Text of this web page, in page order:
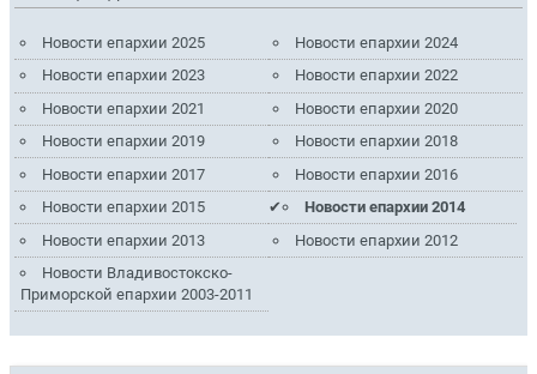
Новости епархии 2025
Новости епархии 2024
Новости епархии 2023
Новости епархии 2022
Новости епархии 2021
Новости епархии 2020
Новости епархии 2019
Новости епархии 2018
Новости епархии 2017
Новости епархии 2016
Новости епархии 2015
Новости епархии 2014
Новости епархии 2013
Новости епархии 2012
Новости Владивостокско-
Приморской епархии 2003-2011